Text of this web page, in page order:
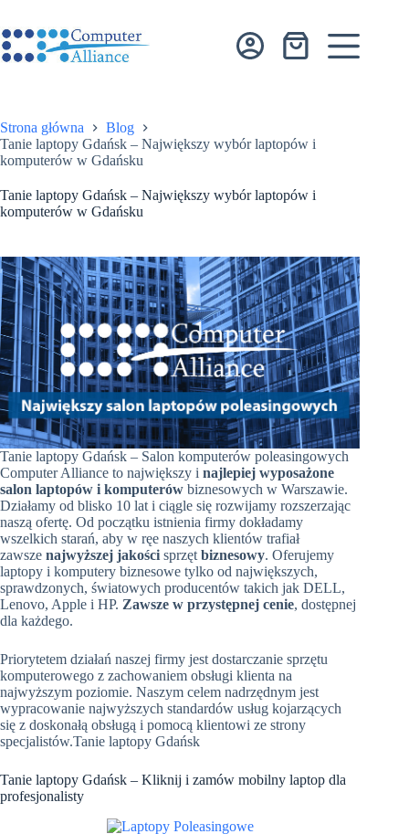
treści
Koszyk
Strona główna
Blog
Tanie laptopy Gdańsk – Największy wybór laptopów i
komputerów w Gdańsku
Tanie laptopy Gdańsk – Największy wybór laptopów i
komputerów w Gdańsku
Tanie laptopy Gdańsk – Salon komputerów poleasingowych
Computer Alliance to największy i najlepiej wyposażone
salon laptopów i komputerów biznesowych w Warszawie.
Działamy od blisko 10 lat i ciągle się rozwijamy rozszerzając
naszą ofertę. Od początku istnienia firmy dokładamy
wszelkich starań, aby w ręe naszych klientów trafiał
zawsze najwyższej jakości sprzęt biznesowy. Oferujemy
laptopy i komputery biznesowe tylko od największych,
sprawdzonych, światowych producentów takich jak DELL,
Lenovo, Apple i HP. Zawsze w przystępnej cenie, dostępnej
dla każdego.
Priorytetem działań naszej firmy jest dostarczanie sprzętu
komputerowego z zachowaniem obsługi klienta na
najwyższym poziomie. Naszym celem nadrzędnym jest
wypracowanie najwyższych standardów usług kojarzących
się z doskonałą obsługą i pomocą klientowi ze strony
specjalistów.Tanie laptopy Gdańsk
Tanie laptopy Gdańsk – Kliknij i zamów mobilny laptop dla
profesjonalisty